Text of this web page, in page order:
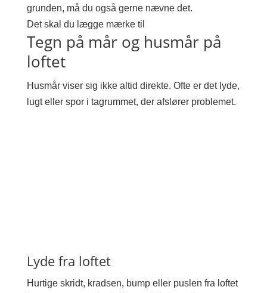
grunden, må du også gerne nævne det.
Det skal du lægge mærke til
Tegn på mår og husmår på
loftet
Husmår viser sig ikke altid direkte. Ofte er det lyde,
lugt eller spor i tagrummet, der afslører problemet.
Lyde fra loftet
Hurtige skridt, kradsen, bump eller puslen fra loftet